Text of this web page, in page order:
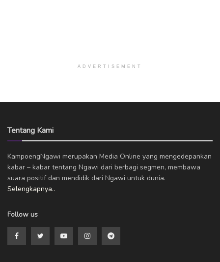
ADVERTISEMENT
Tentang Kami
KampoengNgawi merupakan Media Online yang mengedepankan
kabar – kabar tentang Ngawi dari berbagi segmen, membawa
suara positif dan mendidik dari Ngawi untuk dunia.
Selengkapnya..
Follow us